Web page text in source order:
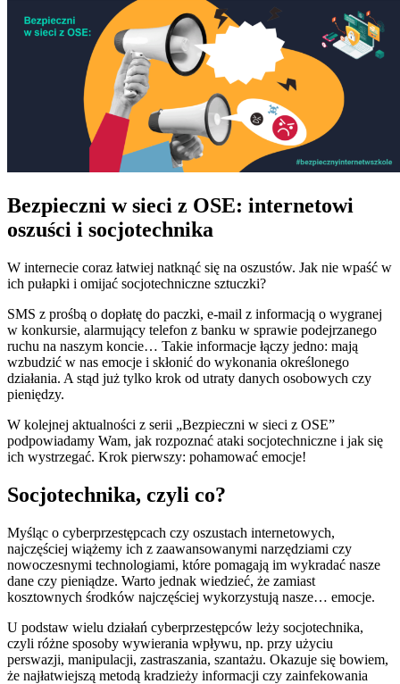
Bezpieczni w sieci z OSE: internetowi
oszuści i socjotechnika
W internecie coraz łatwiej natknąć się na oszustów. Jak nie wpaść w
ich pułapki i omijać socjotechniczne sztuczki?
SMS z prośbą o dopłatę do paczki, e-mail z informacją o wygranej
w konkursie, alarmujący telefon z banku w sprawie podejrzanego
ruchu na naszym koncie… Takie informacje łączy jedno: mają
wzbudzić w nas emocje i skłonić do wykonania określonego
działania. A stąd już tylko krok od utraty danych osobowych czy
pieniędzy.
W kolejnej aktualności z serii „Bezpieczni w sieci z OSE”
podpowiadamy Wam, jak rozpoznać ataki socjotechniczne i jak się
ich wystrzegać. Krok pierwszy: pohamować emocje!
Socjotechnika, czyli co?
Myśląc o cyberprzestępcach czy oszustach internetowych,
najczęściej wiążemy ich z zaawansowanymi narzędziami czy
nowoczesnymi technologiami, które pomagają im wykradać nasze
dane czy pieniądze. Warto jednak wiedzieć, że zamiast
kosztownych środków najczęściej wykorzystują nasze… emocje.
U podstaw wielu działań cyberprzestępców leży socjotechnika,
czyli różne sposoby wywierania wpływu, np. przy użyciu
perswazji, manipulacji, zastraszania, szantażu. Okazuje się bowiem,
że najłatwiejszą metodą kradzieży informacji czy zainfekowania